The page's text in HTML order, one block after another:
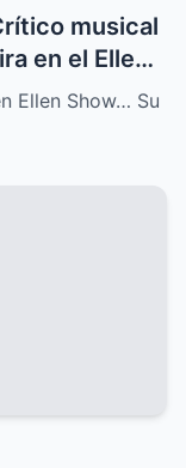
musical
en el Ellen
cantante fue
dejó al
Ellen Show… Su